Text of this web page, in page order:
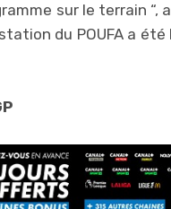
sur le terrain “,
du POUFA a